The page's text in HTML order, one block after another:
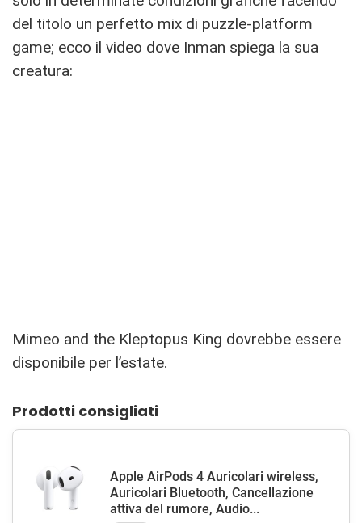
del titolo un perfetto mix di puzzle-platform
game; ecco il video dove Inman spiega la sua
creatura:
Mimeo and the Kleptopus King dovrebbe essere
disponibile per l’estate.
Prodotti consigliati
Apple AirPods 4 Auricolari wireless,
Auricolari Bluetooth, Cancellazione
attiva del rumore, Audio...